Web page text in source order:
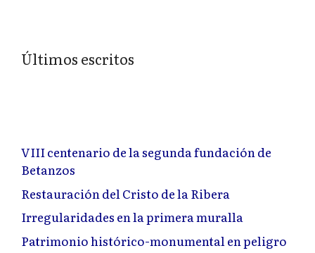
Últimos escritos
VIII centenario de la segunda fundación de
Betanzos
Restauración del Cristo de la Ribera
Irregularidades en la primera muralla
Patrimonio histórico-monumental en peligro